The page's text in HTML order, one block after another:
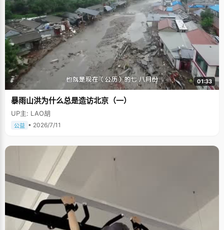
01:33
暴雨山洪为什么总是造访北京（一）
UP主: LAO胡
公益 • 2026/7/11